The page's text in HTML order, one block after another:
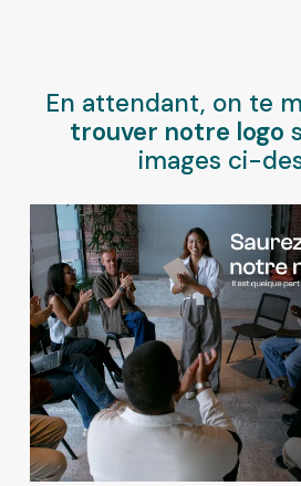
En attendant, on te
trouver notre logo
images ci-